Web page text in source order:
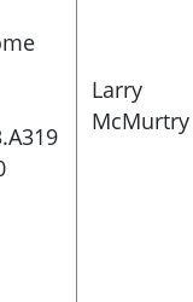
Larry
McMurtry